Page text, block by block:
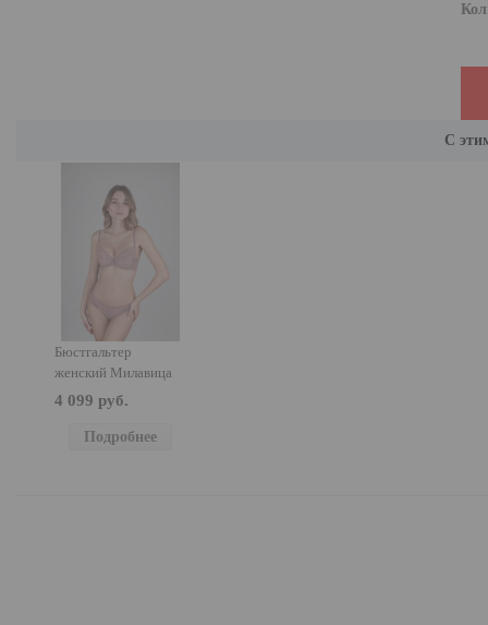
С
Бюстгальтер
женский Милавица
123280
4 099 руб.
Подробнее